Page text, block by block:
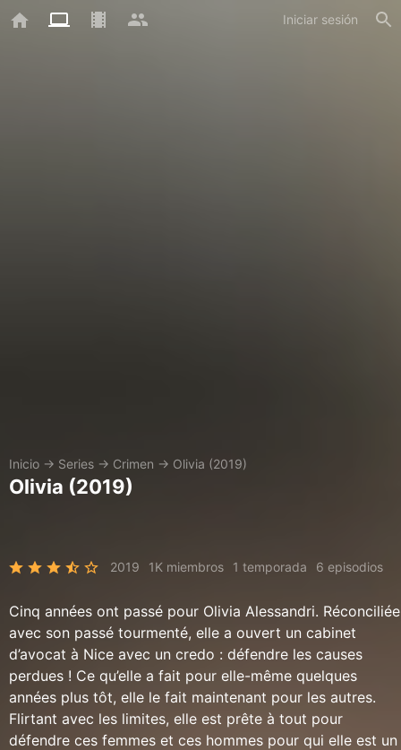
Iniciar sesión
Inicio → Series → Crimen → Olivia (2019)
Olivia (2019)
2019 1K miembros 1 temporada 6 episodios
Cinq années ont passé pour Olivia Alessandri. Réconciliée
avec son passé tourmenté, elle a ouvert un cabinet
d’avocat à Nice avec un credo : défendre les causes
perdues ! Ce qu’elle a fait pour elle-même quelques
années plus tôt, elle le fait maintenant pour les autres.
Flirtant avec les limites, elle est prête à tout pour
défendre ces femmes et ces hommes pour qui elle est un